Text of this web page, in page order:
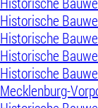
Historische
Historische
Historische
Historische
Mecklenburg-